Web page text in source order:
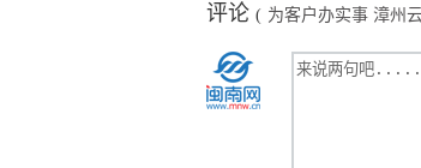
评论 ( 为客户办实事 漳州